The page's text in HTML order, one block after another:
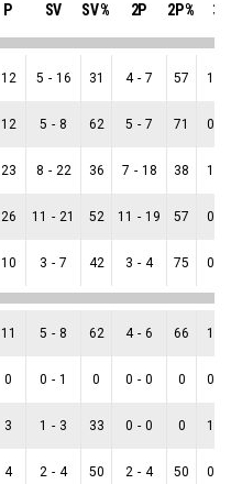
P SV SV % 2P 2P % 3P
12 5 - 16 31 4 - 7 57 1
12 5 - 8 62 5 - 7 71 0
23 8 - 22 36 7 - 18 38 1
26 11 - 21 52 11 - 19 57 0
10 3 - 7 42 3 - 4 75 0
11 5 - 8 62 4 - 6 66 1
0 0 - 1 0 0 - 0 0 0
3 1 - 3 33 0 - 0 0 1
4 2 - 4 50 2 - 4 50 0